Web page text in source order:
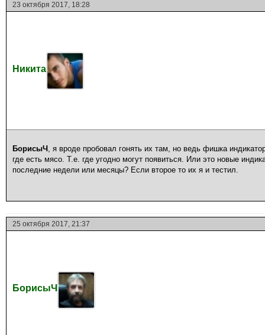
23 октября 2017, 18:28
Никита
БорисыЧ , я вроде пробовал гонять их там, но ведь фишка
где есть мясо. Т.е. где угодно могут появиться. Или это новые
последние недели или месяцы? Если второе то их я и тестил.
25 октября 2017, 21:37
БорисыЧ